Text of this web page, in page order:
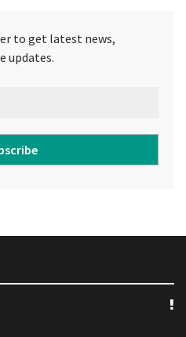
to get latest news,
updates.